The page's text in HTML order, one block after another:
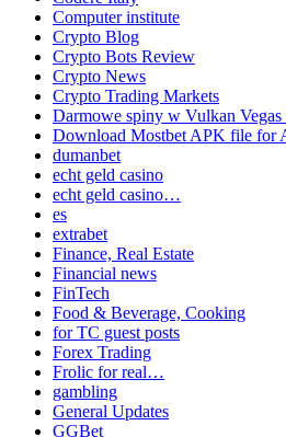
Computer institute
Crypto Blog
Crypto Bots Review
Crypto News
Crypto Trading Markets
Darmowe spiny w Vulkan
Download Mostbet APK file for
dumanbet
echt geld casino
echt geld casino…
es
extrabet
Finance, Real Estate
Financial news
FinTech
Food & Beverage, Cooking
for TC guest posts
Forex Trading
Frolic for real…
gambling
General Updates
GGBet